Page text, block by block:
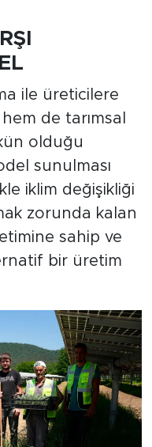
ile üreticilere
de tarımsal
olduğu
sunulması
iklim değişikliği
zorunda kalan
sahip ve
bir üretim